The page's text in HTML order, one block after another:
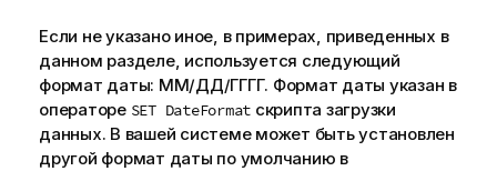
Если не указано иное, в примерах, приведенных в
данном разделе, используется следующий
формат даты: ММ/ДД/ГГГГ. Формат даты указан в
операторе SET DateFormat скрипта загрузки
данных. В вашей системе может быть установлен
другой формат даты по умолчанию в